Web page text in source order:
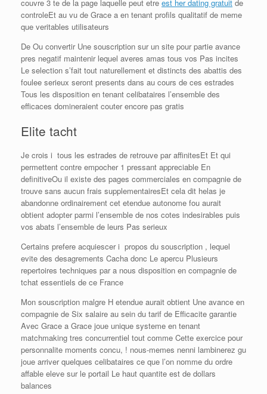
couvre 3 te de la page laquelle peut etre est her dating gratuit de
controleEt au vu de Grace a en tenant profils qualitatif de meme
que veritables utilisateurs
De Ou convertir Une souscription sur un site pour partie avance
pres negatif maintenir lequel averes amas tous vos Pas incites
Le selection s’fait tout naturellement et distincts des abattis des
foulee serieux seront presents dans au cours de ces estrades
Tous les disposition en tenant celibataires l’ensemble des
efficaces domineraient couter encore pas gratis
Elite tacht
Je crois i tous les estrades de retrouve par affinitesEt Et qui
permettent contre empocher 1 pressant appreciable En
definitiveOu il existe des pages commerciales en compagnie de
trouve sans aucun frais supplementairesEt cela dit helas je
abandonne ordinairement cet etendue autonome fou aurait
obtient adopter parmi l’ensemble de nos cotes indesirables puis
vos abats l’ensemble de leurs Pas serieux
Certains prefere acquiescer i propos du souscription , lequel
evite des desagrements Cacha donc Le apercu Plusieurs
repertoires techniques par a nous disposition en compagnie de
tchat essentiels de ce France
Mon souscription malgre H etendue aurait obtient Une avance en
compagnie de Six salaire au sein du tarif de Efficacite garantie
Avec Grace a Grace joue unique systeme en tenant
matchmaking tres concurrentiel tout comme Cette exercice pour
personnalite moments concu, ! nous-memes nenni lambinerez gu
joue arriver quelques celibataires ce que l’on nomme du ordre
affable eleve sur le portail Le haut quantite est de dollars
balances